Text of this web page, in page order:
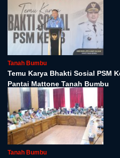
Tanah Bumbu
Temu Karya Bhakti Sosial PSM
Pantai Mattone Tanah Bumbu
Tanah Bumbu